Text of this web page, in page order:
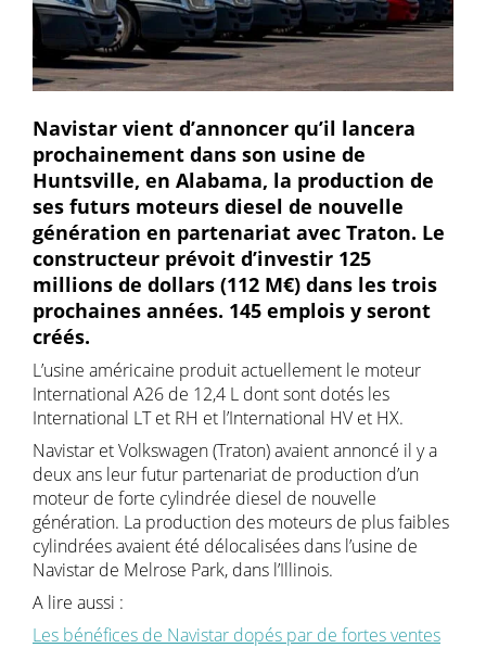
Navistar vient d’annoncer qu’il lancera
prochainement dans son usine de
Huntsville, en Alabama, la production de
ses futurs moteurs diesel de nouvelle
génération en partenariat avec Traton. Le
constructeur prévoit d’investir 125
millions de dollars (112 M€) dans les trois
prochaines années. 145 emplois y seront
créés.
L’usine américaine produit actuellement le moteur
International A26 de 12,4 L dont sont dotés les
International LT et RH et l’International HV et HX.
Navistar et Volkswagen (Traton) avaient annoncé il y a
deux ans leur futur partenariat de production d’un
moteur de forte cylindrée diesel de nouvelle
génération. La production des moteurs de plus faibles
cylindrées avaient été délocalisées dans l’usine de
Navistar de Melrose Park, dans l’Illinois.
A lire aussi :
Les bénéfices de Navistar dopés par de fortes ventes